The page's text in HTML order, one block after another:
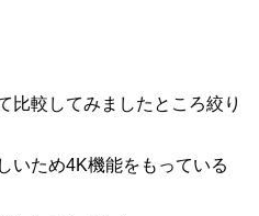
比較してみましたところ絞り
いため4K機能をもっている